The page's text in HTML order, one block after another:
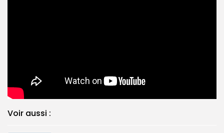
Voir aussi :